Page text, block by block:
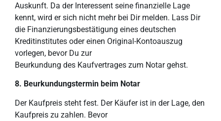
Auskunft. Da der Interessent seine finanzielle Lage
kennt, wird er sich nicht mehr bei Dir melden. Lass Dir
die Finanzierungsbestätigung eines deutschen
Kreditinstitutes oder einen Original-Kontoauszug
vorlegen, bevor Du zur
Beurkundung des Kaufvertrages zum Notar gehst.
8. Beurkundungstermin beim Notar
Der Kaufpreis steht fest. Der Käufer ist in der Lage, den
Kaufpreis zu zahlen. Bevor